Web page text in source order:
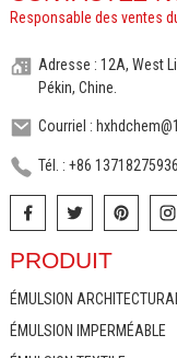
Responsable des ventes
Adresse : 12A, West
Pékin, Chine.
Courriel :
Tél. : +86 13718275936
PRODUIT
ÉMULSION
ÉMULSION IMPERMÉABLE